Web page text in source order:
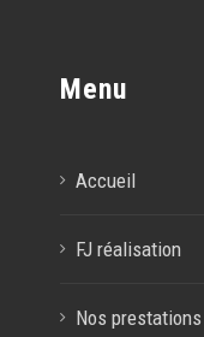
Menu
Accueil
FJ réalisation
Nos prestations